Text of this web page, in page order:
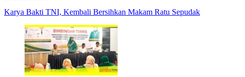
Karya Bakti TNI, Kembali Bersihkan Makam Ratu Sepudak